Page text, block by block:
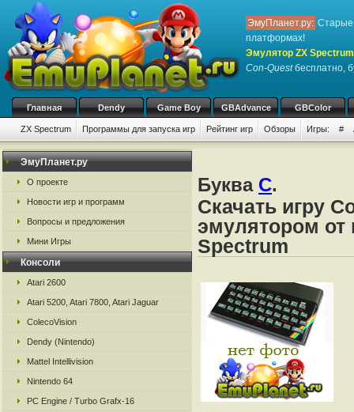
ЭмуПланет.ру: Старые
платформах!
Эмулятор ZX
Con-Questбесплатно,
Главная Dendy Game Boy GBAdvance GBColor
ZX Spectrum Программы для запуска игр Рейтинг игр Обзоры Игры: #
ЭмуПланет.ру
О проекте
Новости игр и программ
Вопросы и предложения
Мини Игры
Консоли
Atari 2600
Atari 5200, Atari 7800, Atari Jaguar
ColecoVision
Dendy (Nintendo)
Mattel Intellivision
Nintendo 64
PC Engine / Turbo Grafx-16
Буква C.
Скачать игру
эмулятором от
Spectrum